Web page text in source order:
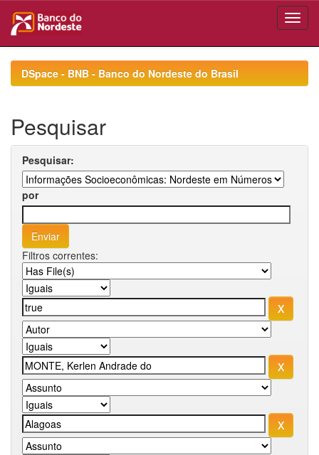
navigationDSpace - BNB - Banco do Nordeste do Brasil
Pesquisar
Pesquisar:
por
Filtros correntes: